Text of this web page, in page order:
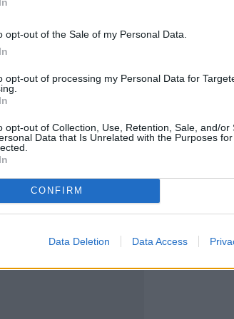
opt-out of the Sale of my Personal Data.
opt-out of processing my Personal Data for
opt-out of Collection, Use, Retention, Sale, and/or
Data that Is Unrelated with the Purposes
CONFIRM
Data Deletion Data Access
και στερούνται νομικής
οντοτήτων που αναβιώνουν.
οντοτήτων για τα οποία έχει
σε χειρόγραφη δήλωση στα
η ίδια, όπως σε περίπτωση
της δήλωσης και των σχετικών
το πρόβλημα μετά από επικοινωνία με
Τότε, η δήλωση θα πρέπει να υποβληθεί
της προθεσμίας υποβολής στην